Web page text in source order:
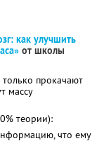
как улучшить
от школы
прокачают
массу
теории):
что ему